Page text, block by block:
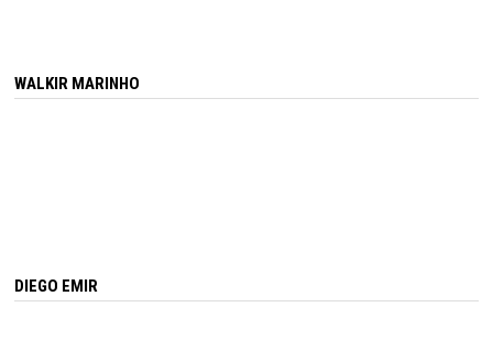
WALKIR MARINHO
DIEGO EMIR